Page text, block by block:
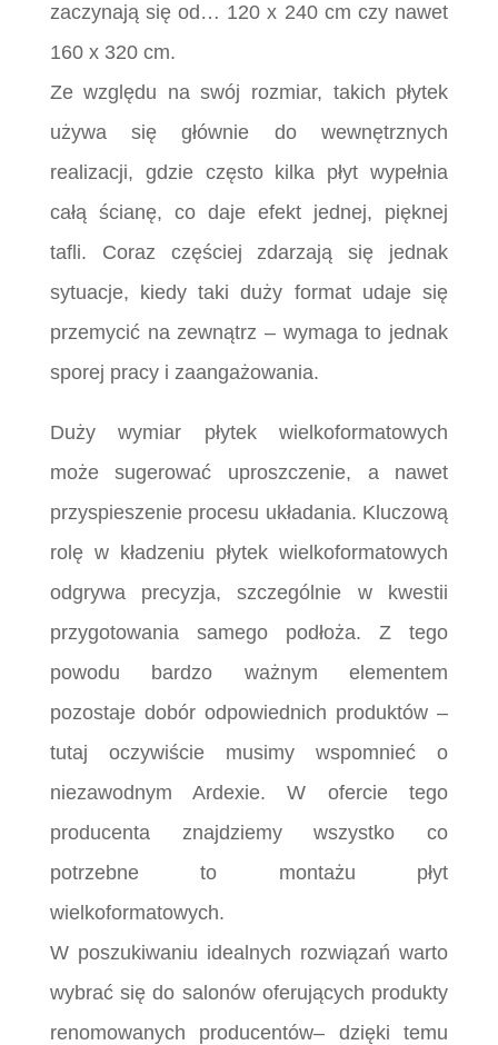
zaczynają się od… 120 x 240 cm czy nawet
160 x 320 cm.
Ze względu na swój rozmiar, takich płytek
używa się głównie do wewnętrznych
realizacji, gdzie często kilka płyt wypełnia
całą ścianę, co daje efekt jednej, pięknej
tafli. Coraz częściej zdarzają się jednak
sytuacje, kiedy taki duży format udaje się
przemycić na zewnątrz – wymaga to jednak
sporej pracy i zaangażowania.
Duży wymiar płytek wielkoformatowych
może sugerować uproszczenie, a nawet
przyspieszenie procesu układania. Kluczową
rolę w kładzeniu płytek wielkoformatowych
odgrywa precyzja, szczególnie w kwestii
przygotowania samego podłoża. Z tego
powodu bardzo ważnym elementem
pozostaje dobór odpowiednich produktów –
tutaj oczywiście musimy wspomnieć o
niezawodnym Ardexie. W ofercie tego
producenta znajdziemy wszystko co
potrzebne to montażu płyt
wielkoformatowych.
W poszukiwaniu idealnych rozwiązań warto
wybrać się do salonów oferujących produkty
renomowanych producentów– dzięki temu